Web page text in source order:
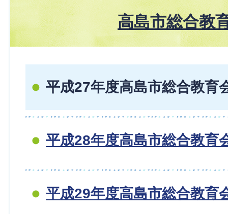
高島市総合教
平成27年度高島市総合教育
平成28年度高島市総合教育
平成29年度高島市総合教育